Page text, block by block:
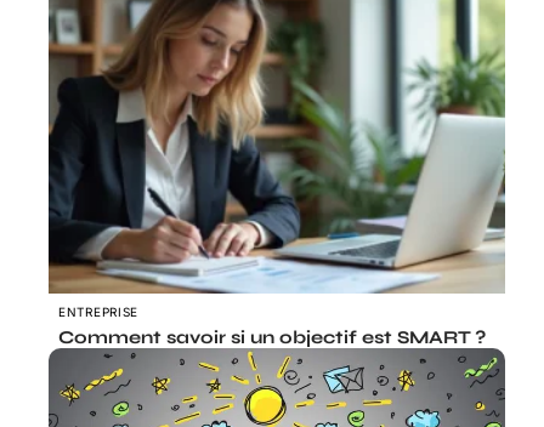
ENTREPRISE
Comment savoir si un objectif est SMART ?